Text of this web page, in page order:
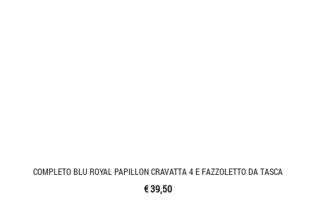
COMPLETO BLU ROYAL PAPILLON CRAVATTA 4 E FAZZOLETTO DA TASCA
€ 39,50